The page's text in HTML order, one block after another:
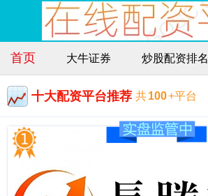
首页 大牛证券 炒股配资排名
十大配资平台推荐 共100+平台